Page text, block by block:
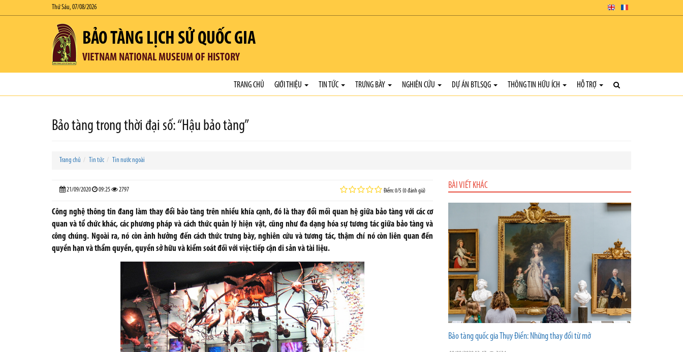
Thứ Sáu, 07/08/2026
BẢO TÀNG LỊCH SỬ QUỐC GIA
VIETNAM NATIONAL MUSEUM OF HISTORY
TRANG CHỦ GIỚI THIỆU TIN TỨC TRƯNG BÀY NGHIÊN CỨU DỰ ÁN BTLSQG THÔNG TIN HỮU ÍCH HỖ TRỢ
Bảo tàng trong thời đại số: “Hậu bảo tàng”
Trang chủ Tin tức Tin nước ngoài
21/09/2020 09:25 2797 Điểm: 0/5 (0 đánh giá)
Công nghệ thông tin đang làm thay đổi bảo tàng trên nhiều khía cạnh, đó là thay đổi mối quan hệ giữa bảo tàng với các cơ
quan và tổ chức khác, các phương pháp và cách thức quản lý hiện vật, cũng như đa dạng hóa sự tương tác giữa bảo tàng và
công chúng. Ngoài ra, nó còn ảnh hưởng đến cách thức trưng bày, nghiên cứu và tương tác, thậm chí nó còn liên quan đến
quyền hạn và thẩm quyền, quyền sở hữu và kiểm soát đối với việc tiếp cận di sản và tài liệu.
BÀI VIẾT KHÁC
Bảo tàng quốc gia Thụy Điển: Những thay đổi từ mở